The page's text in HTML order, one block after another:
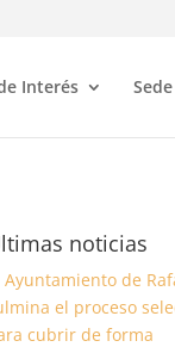
Interés
noticias
Ayuntamiento de
el proceso
cubrir de forma